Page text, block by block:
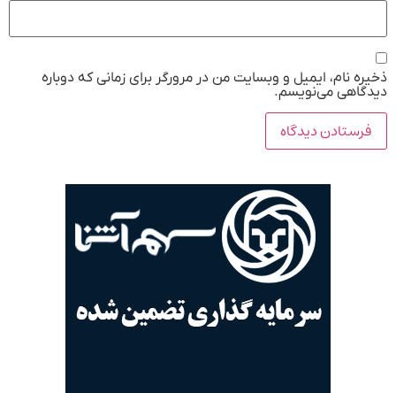
ذخیره نام، ایمیل و وبسایت من در مرورگر برای زمانی که دوباره
دیدگاهی می‌نویسم.